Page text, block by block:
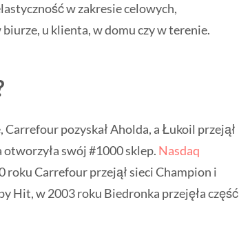
w zakresie celowych,
u klienta, w domu czy w terenie.
pozyskał Aholda, a Łukoil przejął
swój #1000 sklep. Nasdaq
roku Carrefour przejął sieci Champion i
Hit, w 2003 roku Biedronka przejęła część